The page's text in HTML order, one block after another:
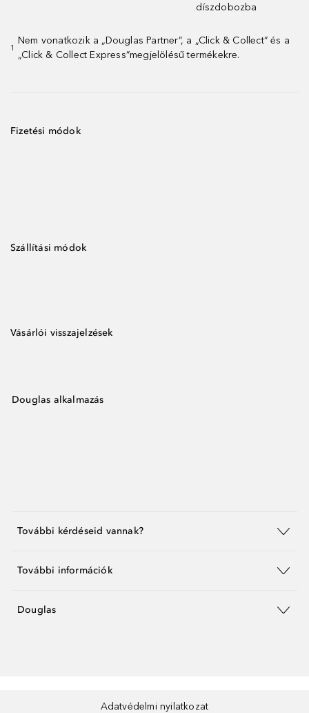
díszdobozba
1
Nem vonatkozik a „Douglas Partner”, a „Click & Collect” és a
„Click & Collect Express”megjelölésű termékekre.
Fizetési módok
Szállítási módok
Vásárlói visszajelzések
Douglas alkalmazás
További kérdéseid vannak?
További információk
Douglas
Adatvédelmi nyilatkozat